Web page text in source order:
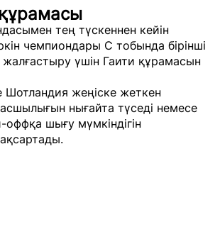
тең түскеннен кейін
чемпиондары С тобында бірінші
жалғастыру үшін Гаити құрамасын
Шотландия жеңіске жеткен
нығайта түседі немесе
оффқа шығу мүмкіндігін